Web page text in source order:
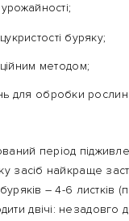
буряку;
методом;
для обробки рослин
період
засіб найкраще
– 4-6
двічі: незадовго